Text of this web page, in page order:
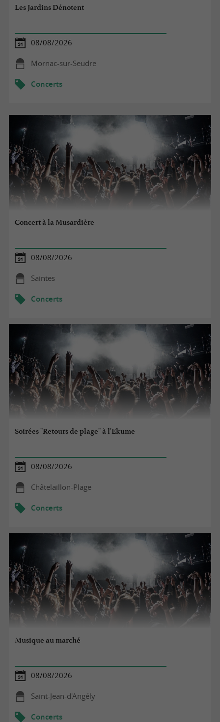
Les Jardins Dénotent
08/08/2026
Mornac-sur-Seudre
Concerts
Concert à la Musardière
08/08/2026
Saintes
Concerts
Soirées "Retours de plage" à l'Ekume
08/08/2026
Châtelaillon-Plage
Concerts
Musique au marché
08/08/2026
Saint-Jean-d'Angély
Concerts